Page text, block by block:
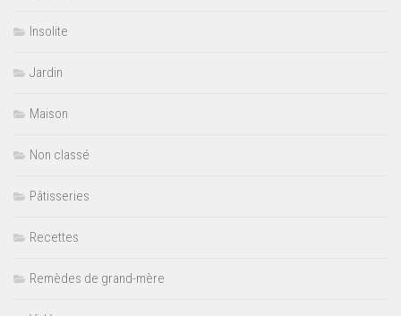
Insolite
Jardin
Maison
Non classé
Pâtisseries
Recettes
Remèdes de grand-mère